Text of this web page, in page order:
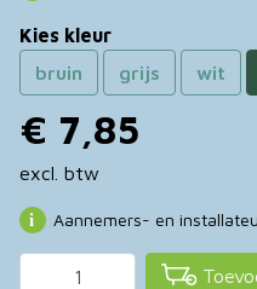
Kies kleur
bruin
grijs wit
€ 7,85
excl. btw
Aannemers- en